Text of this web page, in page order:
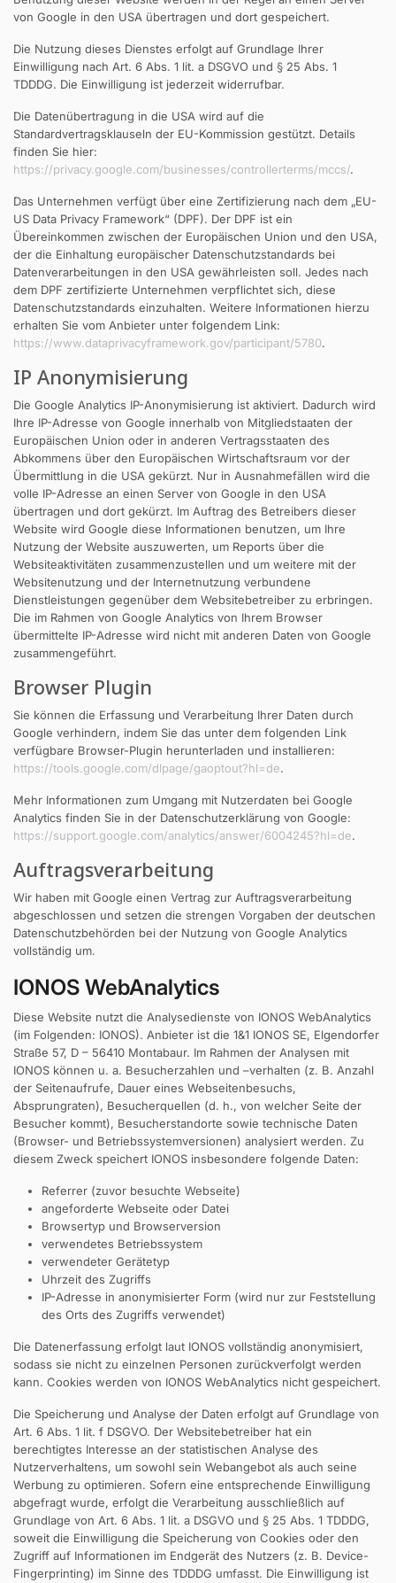
von Google in den USA übertragen und dort gespeichert.
Die Nutzung dieses Dienstes erfolgt auf Grundlage Ihrer
Einwilligung nach Art. 6 Abs. 1 lit. a DSGVO und § 25 Abs. 1
TDDDG. Die Einwilligung ist jederzeit widerrufbar.
Die Datenübertragung in die USA wird auf die
Standardvertragsklauseln der EU-Kommission gestützt. Details
finden Sie hier:
https://privacy.google.com/businesses/controllerterms/mccs/.
Das Unternehmen verfügt über eine Zertifizierung nach dem „EU-
US Data Privacy Framework“ (DPF). Der DPF ist ein
Übereinkommen zwischen der Europäischen Union und den USA,
der die Einhaltung europäischer Datenschutzstandards bei
Datenverarbeitungen in den USA gewährleisten soll. Jedes nach
dem DPF zertifizierte Unternehmen verpflichtet sich, diese
Datenschutzstandards einzuhalten. Weitere Informationen hierzu
erhalten Sie vom Anbieter unter folgendem Link:
https://www.dataprivacyframework.gov/participant/5780.
IP Anonymisierung
Die Google Analytics IP-Anonymisierung ist aktiviert. Dadurch wird
Ihre IP-Adresse von Google innerhalb von Mitgliedstaaten der
Europäischen Union oder in anderen Vertragsstaaten des
Abkommens über den Europäischen Wirtschaftsraum vor der
Übermittlung in die USA gekürzt. Nur in Ausnahmefällen wird die
volle IP-Adresse an einen Server von Google in den USA
übertragen und dort gekürzt. Im Auftrag des Betreibers dieser
Website wird Google diese Informationen benutzen, um Ihre
Nutzung der Website auszuwerten, um Reports über die
Websiteaktivitäten zusammenzustellen und um weitere mit der
Websitenutzung und der Internetnutzung verbundene
Dienstleistungen gegenüber dem Websitebetreiber zu erbringen.
Die im Rahmen von Google Analytics von Ihrem Browser
übermittelte IP-Adresse wird nicht mit anderen Daten von Google
zusammengeführt.
Browser Plugin
Sie können die Erfassung und Verarbeitung Ihrer Daten durch
Google verhindern, indem Sie das unter dem folgenden Link
verfügbare Browser-Plugin herunterladen und installieren:
https://tools.google.com/dlpage/gaoptout?hl=de.
Mehr Informationen zum Umgang mit Nutzerdaten bei Google
Analytics finden Sie in der Datenschutzerklärung von Google:
https://support.google.com/analytics/answer/6004245?hl=de.
Auftragsverarbeitung
Wir haben mit Google einen Vertrag zur Auftragsverarbeitung
abgeschlossen und setzen die strengen Vorgaben der deutschen
Datenschutzbehörden bei der Nutzung von Google Analytics
vollständig um.
IONOS WebAnalytics
Diese Website nutzt die Analysedienste von IONOS WebAnalytics
(im Folgenden: IONOS). Anbieter ist die 1&1 IONOS SE, Elgendorfer
Straße 57, D – 56410 Montabaur. Im Rahmen der Analysen mit
IONOS können u. a. Besucherzahlen und –verhalten (z. B. Anzahl
der Seitenaufrufe, Dauer eines Webseitenbesuchs,
Absprungraten), Besucherquellen (d. h., von welcher Seite der
Besucher kommt), Besucherstandorte sowie technische Daten
(Browser- und Betriebssystemversionen) analysiert werden. Zu
diesem Zweck speichert IONOS insbesondere folgende Daten:
Referrer (zuvor besuchte Webseite)
angeforderte Webseite oder Datei
Browsertyp und Browserversion
verwendetes Betriebssystem
verwendeter Gerätetyp
Uhrzeit des Zugriffs
IP-Adresse in anonymisierter Form (wird nur zur Feststellung
des Orts des Zugriffs verwendet)
Die Datenerfassung erfolgt laut IONOS vollständig anonymisiert,
sodass sie nicht zu einzelnen Personen zurückverfolgt werden
kann. Cookies werden von IONOS WebAnalytics nicht gespeichert.
Die Speicherung und Analyse der Daten erfolgt auf Grundlage von
Art. 6 Abs. 1 lit. f DSGVO. Der Websitebetreiber hat ein
berechtigtes Interesse an der statistischen Analyse des
Nutzerverhaltens, um sowohl sein Webangebot als auch seine
Werbung zu optimieren. Sofern eine entsprechende Einwilligung
abgefragt wurde, erfolgt die Verarbeitung ausschließlich auf
Grundlage von Art. 6 Abs. 1 lit. a DSGVO und § 25 Abs. 1 TDDDG,
soweit die Einwilligung die Speicherung von Cookies oder den
Zugriff auf Informationen im Endgerät des Nutzers (z. B. Device-
Fingerprinting) im Sinne des TDDDG umfasst. Die Einwilligung ist